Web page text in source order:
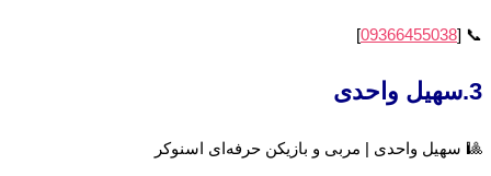
📞 [
09366455038
]
3.سهیل واحدی
🎱 سهیل واحدی | مربی و بازیکن حرفه‌ای اسنوکر